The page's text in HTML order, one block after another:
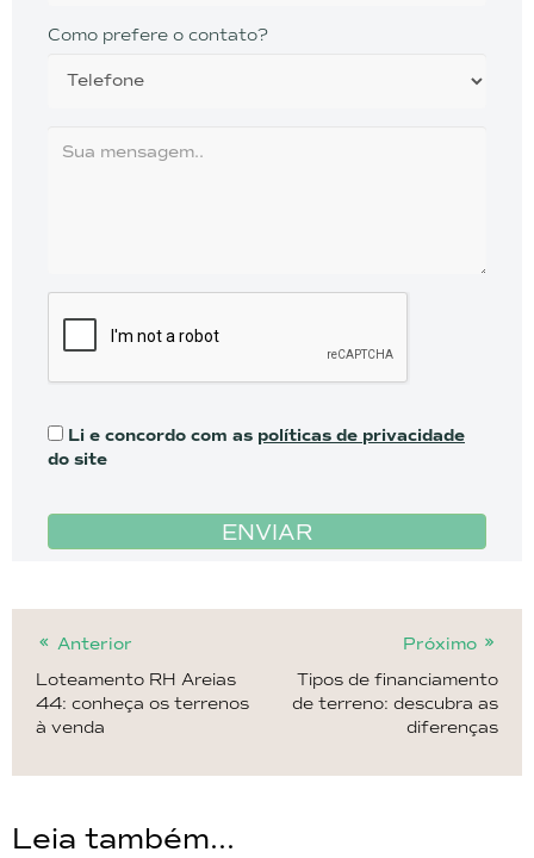
Como prefere o contato?
Li e concordo com as políticas de privacidade
do site
ENVIAR
Anterior
Loteamento RH Areias
44: conheça os terrenos
à venda
Próximo
Tipos de financiamento
de terreno: descubra as
diferenças
Leia também...